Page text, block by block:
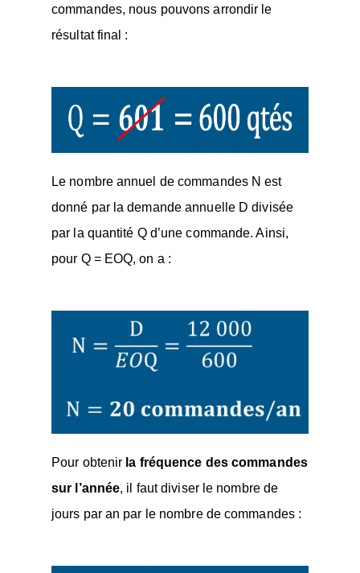
commandes, nous pouvons arrondir le
résultat final :
Le nombre annuel de commandes N est
donné par la demande annuelle D divisée
par la quantité Q d’une commande. Ainsi,
pour Q = EOQ, on a :
Pour obtenir la fréquence des commandes
sur l’année, il faut diviser le nombre de
jours par an par le nombre de commandes :